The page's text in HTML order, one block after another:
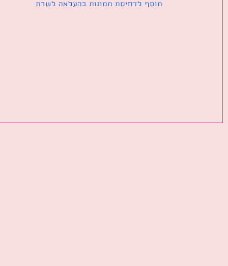
תוסף לדחיסת תמונות בהעלאה לשרת